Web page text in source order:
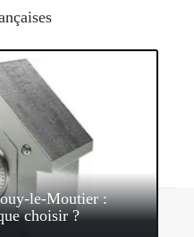
le-Moutier :
choisir ?Sitemap